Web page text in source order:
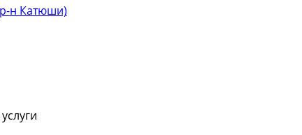
н Катюши)